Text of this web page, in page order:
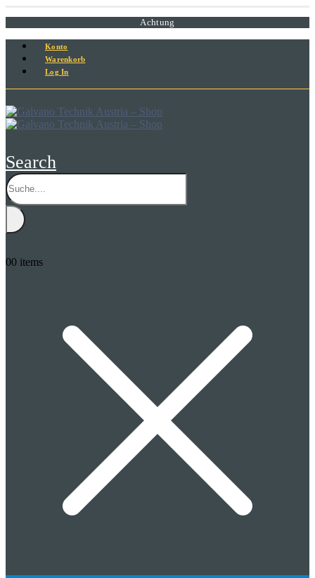
Achtung
Konto
Warenkorb
Log In
Search
00 items